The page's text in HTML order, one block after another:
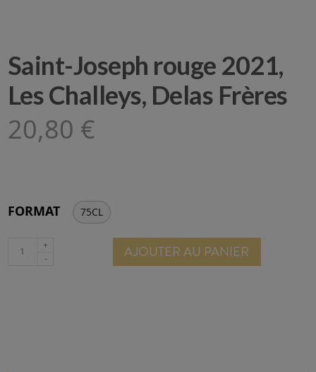
Saint-Joseph rouge 2021,
Les Challeys, Delas Frères
20,80 €
FORMAT 75CL
AJOUTER AU PANIER